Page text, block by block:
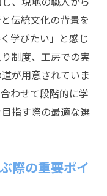
伝統文化の背景を
学びたい」と感じ
制度、工房での実
が用意されていま
わせて段階的に学
指す際の最適な選
際の重要ポイ